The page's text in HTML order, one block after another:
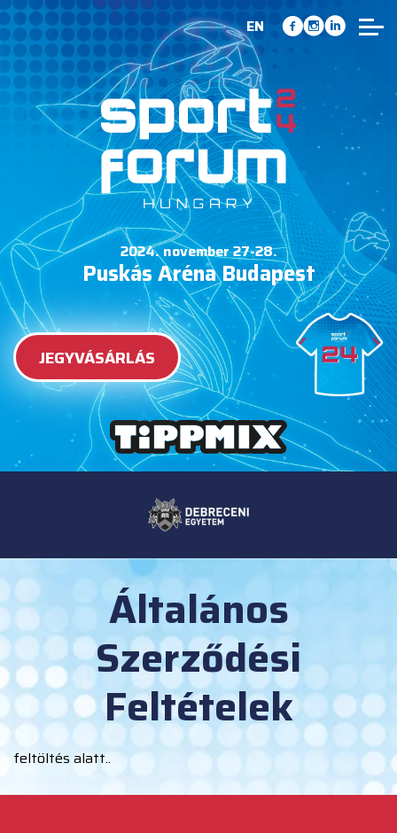
EN
2024. november 27-28.
Puskás Aréna Budapest
JEGYVÁSÁRLÁS
Általános
Szerződési
Feltételek
feltöltés alatt..